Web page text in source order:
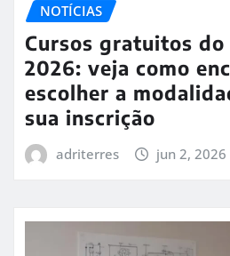
NOTÍCIAS
Cursos gratuitos do
2026: veja como
escolher a
sua inscrição
adriterres jun 2, 2026